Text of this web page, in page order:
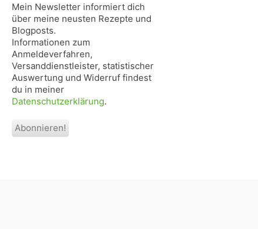
Mein Newsletter informiert dich
über meine neusten Rezepte und
Blogposts.
Informationen zum
Anmeldeverfahren,
Versanddienstleister, statistischer
Auswertung und Widerruf findest
du in meiner
Datenschutzerklärung.